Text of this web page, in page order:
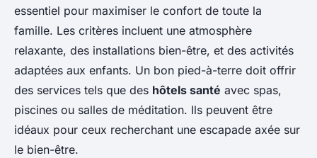
essentiel pour maximiser le confort de toute la
famille. Les critères incluent une atmosphère
relaxante, des installations bien-être, et des activités
adaptées aux enfants. Un bon pied-à-terre doit offrir
des services tels que des hôtels santé avec spas,
piscines ou salles de méditation. Ils peuvent être
idéaux pour ceux recherchant une escapade axée sur
le bien-être.